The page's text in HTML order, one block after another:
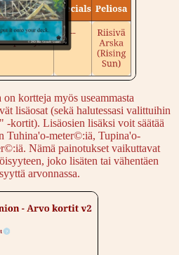
kortteja myös useammasta
lisäosat (sekä halutessasi valittuihin
-kortit). Lisäosien lisäksi voit säätää
Tuhina'o-meter©:iä, Tupina'o-
Nämä painotukset vaikuttavat
joko lisäten tai vähentäen
arvonnassa.